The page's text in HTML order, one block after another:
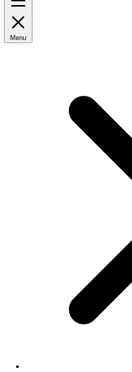
Menu